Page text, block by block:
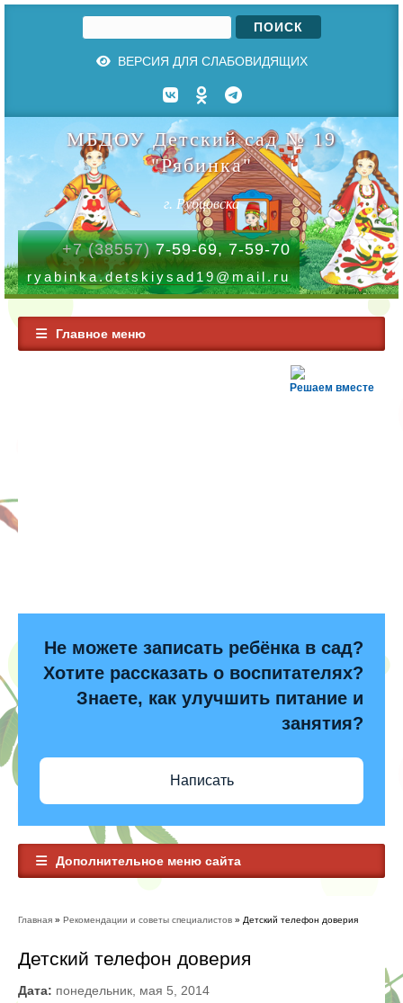
Форма поиска
ВЕРСИЯ ДЛЯ СЛАБОВИДЯЩИХ
МБДОУ Детский сад № 19
"Рябинка"
г. Рубцовска
+7 (38557)7-59-69, 7-59-70
ryabinka.detskiysad19@mail.ru
Главное меню
Решаем вместе
Не можете записать ребёнка в сад?
Хотите рассказать о воспитателях?
Знаете, как улучшить питание и
занятия?
Написать
Дополнительное меню сайта
Главная » Рекомендации и советы специалистов » Детский телефон доверия
Детский телефон доверия
Дата: понедельник, мая 5, 2014